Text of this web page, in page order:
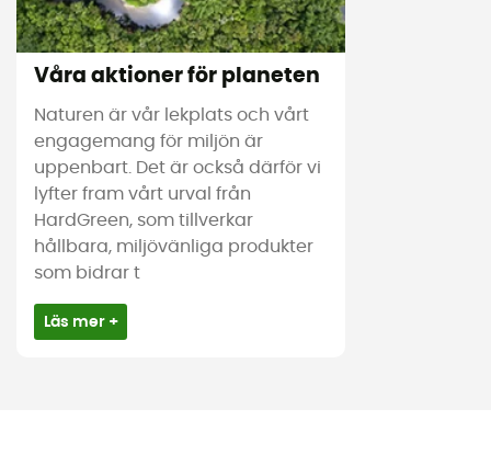
Våra aktioner för planeten
Naturen är vår lekplats och vårt
engagemang för miljön är
uppenbart. Det är också därför vi
lyfter fram vårt urval från
HardGreen, som tillverkar
hållbara, miljövänliga produkter
som bidrar t
Läs mer +